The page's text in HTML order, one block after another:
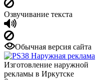
Озвучивание текста
Обычная версия сайта
Изготовление наружной
рекламы в Иркутске